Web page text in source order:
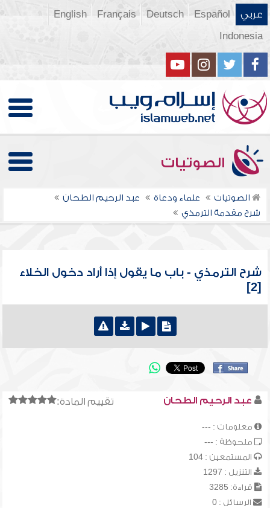
عربي Español
Deutsch
Français
English
Indonesia
الصوتيات
الصوتيات علماء ودعاة
عبد الرحيم الطحان
شرح مقدمة الترمذي
شرح الترمذي - باب ما يقول إذا أراد دخول الخلاء
[2]
تقييم المادة: عبد الرحيم الطحان
معلومات : ---
ملحوظة : ---
المستمعين : 104
التنزيل : 1297
قراءة: 3285
الرسائل : 0